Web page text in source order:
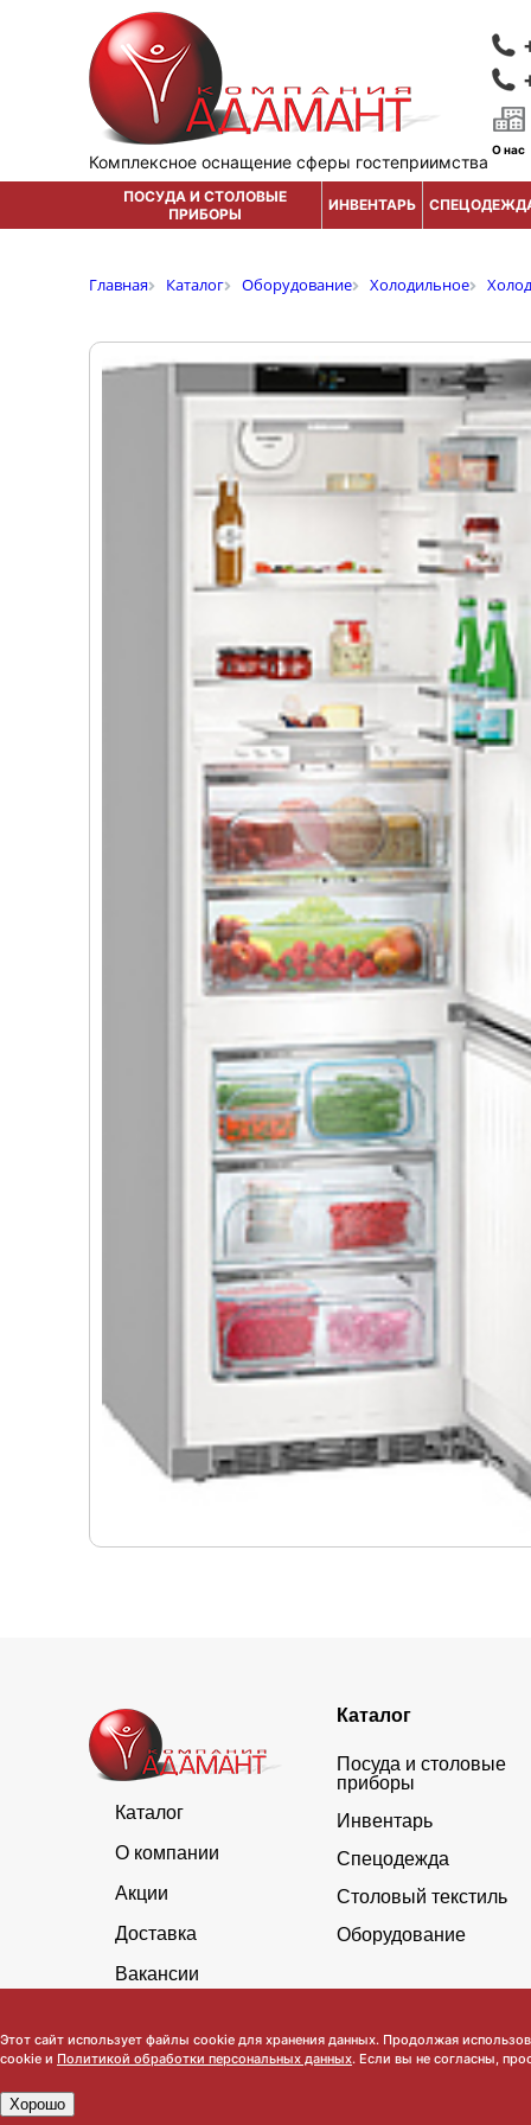
Комплексное оснащение сферы гостеприимства
О нас
ПОСУДА И СТОЛОВЫЕ
ПРИБОРЫ
ИНВЕНТАРЬ
Главная Каталог Оборудование Холодильное
Каталог
О компании
Акции
Доставка
Вакансии
Каталог
Посуда и столовые
приборы
Инвентарь
Спецодежда
Столовый текстиль
Оборудование
Обратите внимание, что данный сайт носит исключительно
Этот сайт использует файлы cookie для хранения данных. Продолжая
cookie и Политикой обработки персональных данных. Если вы не согласны,
Хорошо